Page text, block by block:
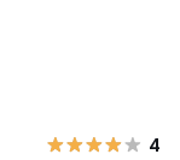
4